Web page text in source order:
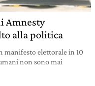
Amnesty
alla politica
manifesto elettorale in 10
non sono mai